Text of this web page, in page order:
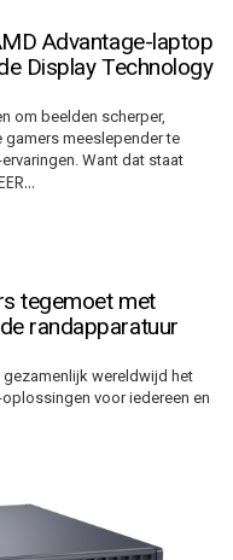
Advantage-laptop
Display Technology
om beelden scherper,
gamers meeslepender te
Want dat staat
tegemoet met
randapparatuur
gezamenlijk wereldwijd het
voor iedereen en